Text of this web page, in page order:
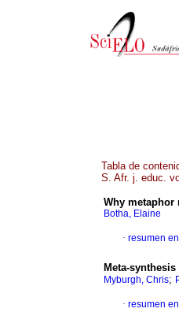
Tabla de
S. Afr. j. educ.
Why metaphor
Botha, Elaine
· resumen
Meta-
Myburgh, Chris;
· resumen